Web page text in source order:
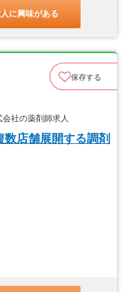
に興味がある
保存する
社の薬剤師求人
数店舗展開する調剤